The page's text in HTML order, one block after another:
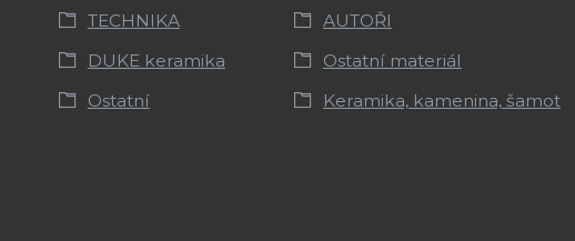
TECHNIKA
AUTOŘI
DUKE keramika
Ostatní materiál
Ostatní
Keramika, kamenina, šamot